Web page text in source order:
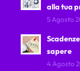
alla tua
5 Agosto
sapere
4 Agosto